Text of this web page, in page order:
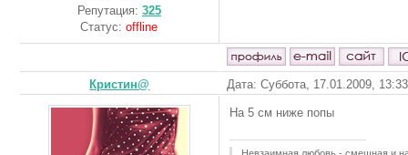
Репутация: 325
Статус:offline
Кристин@ Дата: Суббота, 17.01.2009,
На 5 см ниже попы
Невзаимная любовь - смешная и